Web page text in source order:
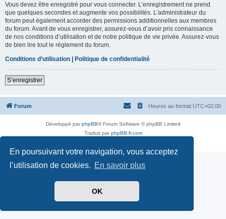
En poursuivant votre navigation, vous acceptez
l’utilisation de cookies. En savoir plus
OK
Vous devez être enregistré pour vous connecter. L’enregistrement ne prend
que quelques secondes et augmente vos possibilités. L’administrateur du
forum peut également accorder des permissions additionnelles aux membres
du forum. Avant de vous enregistrer, assurez-vous d’avoir pris connaissance
de nos conditions d’utilisation et de notre politique de vie privée. Assurez-vous
de bien lire tout le règlement du forum.
Conditions d’utilisation | Politique de confidentialité
S’enregistrer
Forum Heures au format UTC+02:00
Développé parphpBB® Forum Software © phpBB Limited
Traduit parphpBB-fr.com